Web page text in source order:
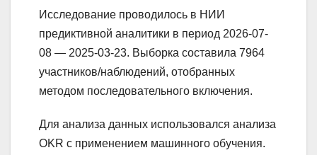
Исследование проводилось в НИИ
предиктивной аналитики в период 2026-07-
08 — 2025-03-23. Выборка составила 7964
участников/наблюдений, отобранных
методом последовательного включения.
Для анализа данных использовался анализа
OKR с применением машинного обучения.